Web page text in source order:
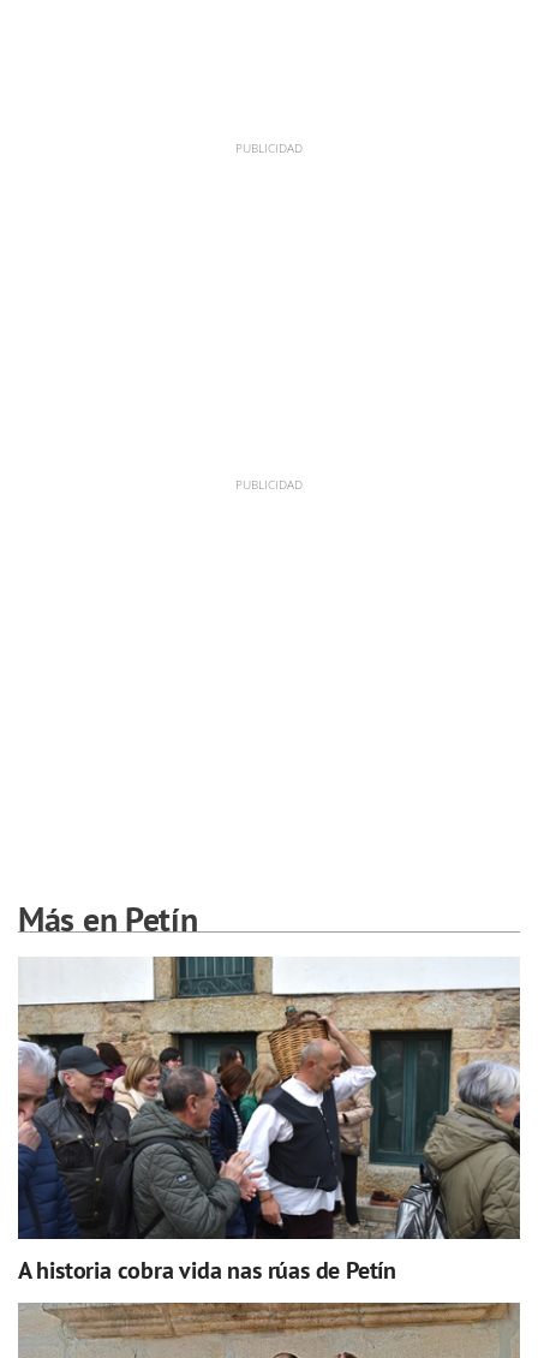
Más en Petín
A historia cobra vida nas rúas de Petín